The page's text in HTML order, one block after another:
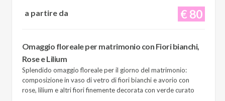
€ 80
a partire da
Omaggio floreale per matrimonio con Fiori bianchi,
Rose e Lilium
Splendido omaggio floreale per il giorno del matrimonio:
composizione in vaso di vetro di fiori bianchi e avorio con
rose, lilium e altri fiori finemente decorata con verde curato